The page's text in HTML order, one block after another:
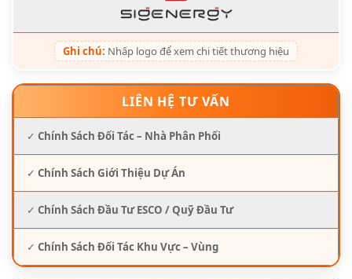
Ghi chú: Nhấp logo để xem chi tiết thương hiệu
LIÊN HỆ TƯ VẤN
✓ Chính Sách Đối Tác – Nhà Phân Phối
✓ Chính Sách Giới Thiệu Dự Án
✓ Chính Sách Đầu Tư ESCO / Quỹ Đầu Tư
✓ Chính Sách Đối Tác Khu Vực – Vùng